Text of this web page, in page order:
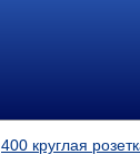
400 круглая